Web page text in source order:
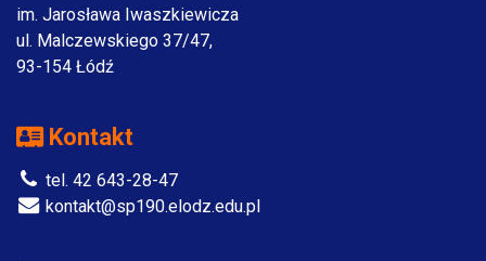
im. Jarosława Iwaszkiewicza
ul. Malczewskiego 37/47,
93-154 Łódź
Kontakt
tel. 42 643-28-47
kontakt@sp190.elodz.edu.pl